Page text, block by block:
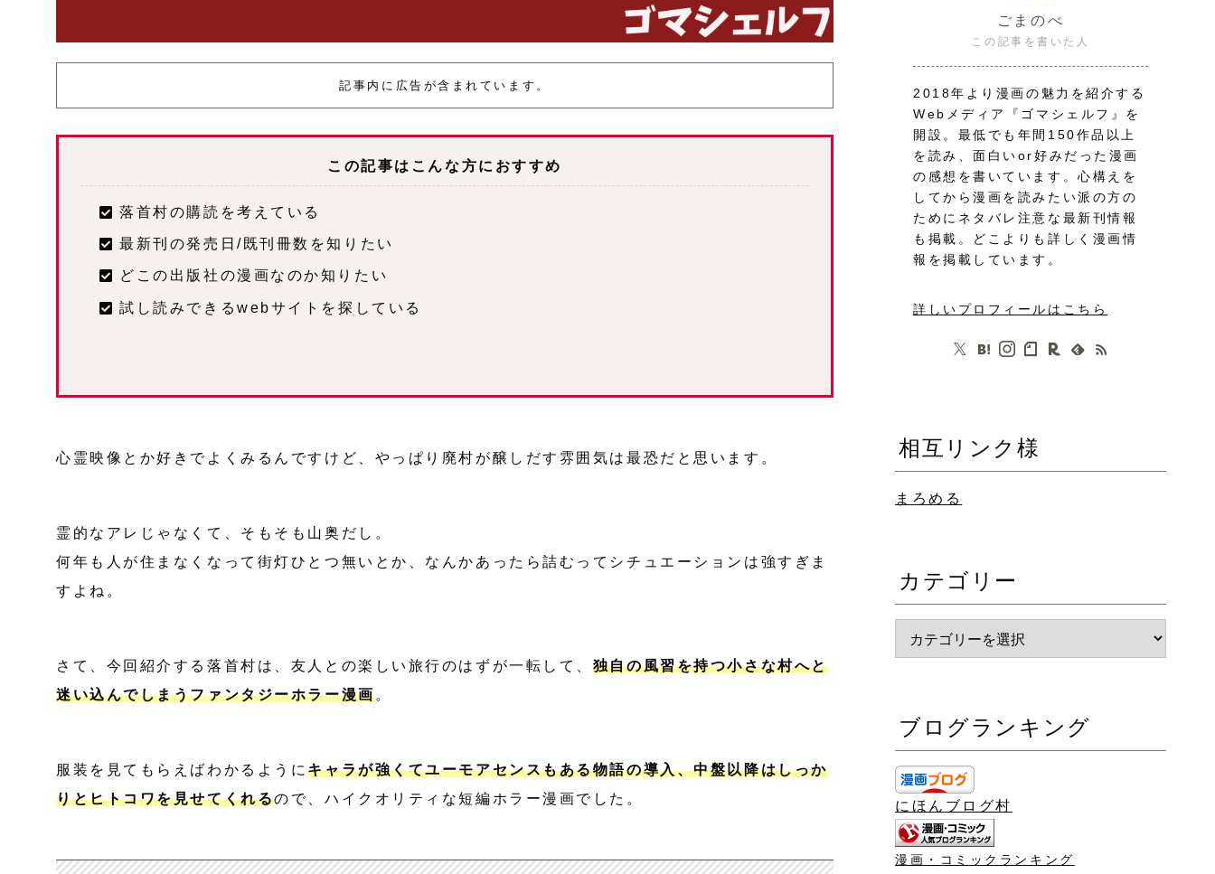
記事内に広告が含まれています。
この記事はこんな方におすすめ
落首村の購読を考えている
最新刊の発売日/既刊冊数を知りたい
どこの出版社の漫画なのか知りたい
試し読みできるwebサイトを探している
心霊映像とか好きでよくみるんですけど、やっぱり廃村が醸しだす雰囲気は最恐だと思います。
霊的なアレじゃなくて、そもそも山奥だし。
何年も人が住まなくなって街灯ひとつ無いとか、なんかあったら詰むってシチュエーションは強すぎま
すよね。
さて、今回紹介する落首村は、友人との楽しい旅行のはずが一転して、 独自の風習を持つ小さな村へと
迷い込んでしまうファンタジーホラー漫画。
服装を見てもらえばわかるようにキャラが強くてユーモアセンスもある物語の導入、中盤以降はしっか
りとヒトコワを見せてくれるので、ハイクオリティな短編ホラー漫画でした。
ごまのべ
この記事を書いた人
2018年より漫画の魅力を紹介する
Webメディア『ゴマシェルフ』を
開設。最低でも年間150作品以上
を読み、面白いor好みだった漫画
の感想を書いています。心構えを
してから漫画を読みたい派の方の
ためにネタバレ注意な最新刊情報
も掲載。どこよりも詳しく漫画情
報を掲載しています。
詳しいプロフィールはこちら
相互リンク様
まろめる
カテゴリー
ブログランキング
にほんブログ村
漫画・コミックランキング